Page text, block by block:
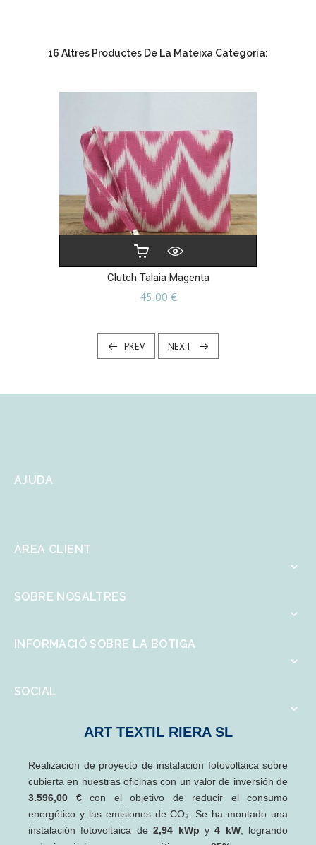
16 Altres Productes De La Mateixa Categoria:
Clutch Talaia Magenta
45,00 €Preu
PREV NEXT
AJUDA
ÀREA CLIENT

SOBRE NOSALTRES

INFORMACIÓ SOBRE LA BOTIGA

SOCIAL

ART TEXTIL RIERA SL
Realización de proyecto de instalación fotovoltaica sobre
cubierta en nuestras oficinas con un valor de inversión de
3.596,00 €con el objetivo de reducir el consumo
energético y las emisiones de CO₂. Se ha montado una
instalación fotovoltaica de2,94 kWp y4 kW, logrando